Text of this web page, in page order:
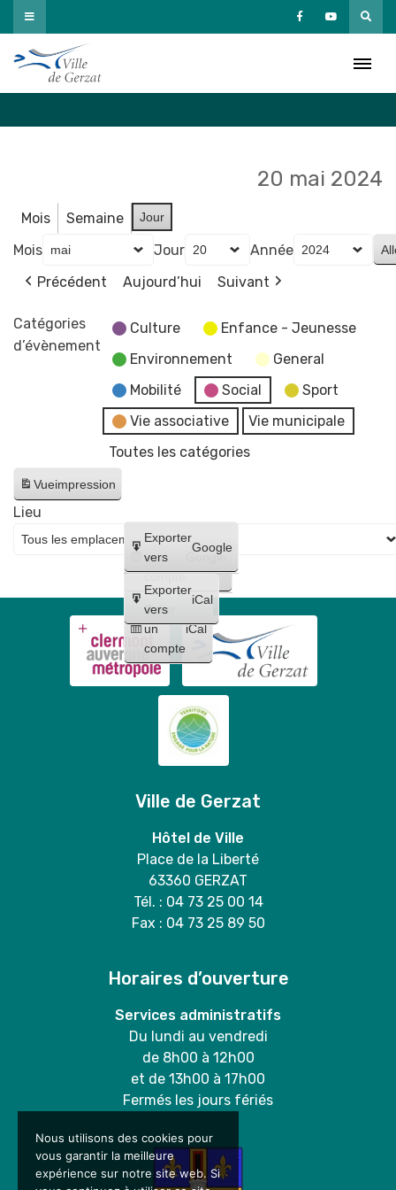
Passer
au
contenu
20 mai 2024
Mois Semaine Jour
Mois Jour
Année
Précédent
Aujourd’hui Suivant
Catégories
d’évènement
Culture
Enfance - Jeunesse
Environnement
General
Mobilité
Social
Sport
Vie associative
Vie municipale
Toutes les catégories
Vueimpression
Créer
un
compte
Google
Créer
un
compte
iCal
Exporter
vers
Google
Exporter
vers
iCal
Lieu
Ville de Gerzat
Hôtel de Ville
Place de la Liberté
63360 GERZAT
Tél. : 04 73 25 00 14
Fax : 04 73 25 89 50
Horaires d’ouverture
Services administratifs
Du lundi au vendredi
de 8h00 à 12h00
et de 13h00 à 17h00
Fermés les jours fériés
Nous utilisons des cookies pour
vous garantir la meilleure
expérience sur notre site web. Si